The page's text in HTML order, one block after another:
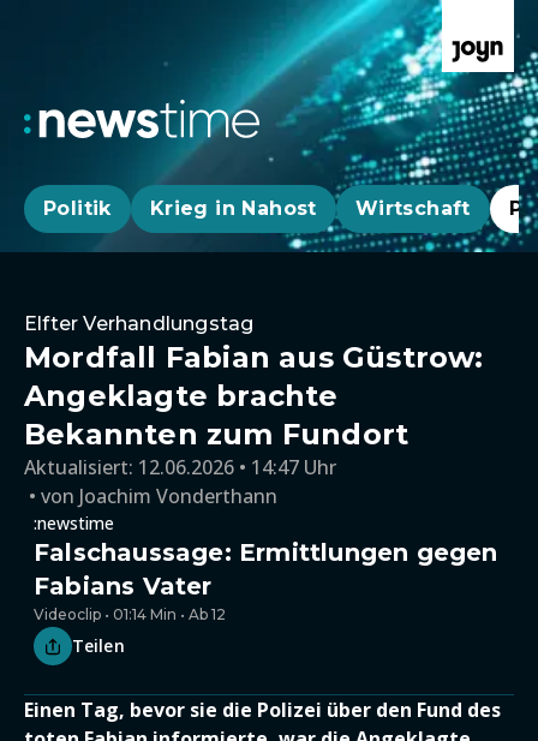
Politik Krieg in Nahost Wirtschaft
Elfter Verhandlungstag
Mordfall Fabian aus Güstrow:
Angeklagte brachte
Bekannten zum Fundort
Aktualisiert: 12.06.2026 • 14:47 Uhr
von Joachim Vonderthann
:newstime
Falschaussage: Ermittlungen gegen
Fabians Vater
Videoclip • 01:14 Min • Ab 12
Teilen
Einen Tag, bevor sie die Polizei über den Fund des